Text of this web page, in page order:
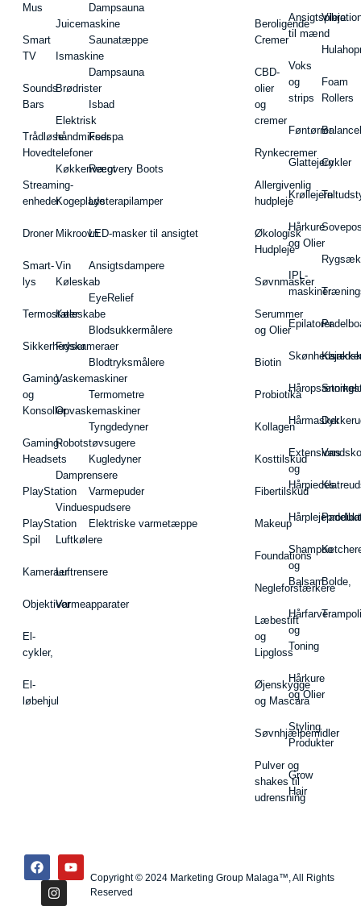
Mus
Smart
TV
Sounds
Bars
Trådløse
Hovedtelefoner
Streaming-
enheder
Droner
Smart-
lys
Termostater
Sikkerhedskameraer
Gaming
og
Konsoller
Gaming-
Headsets
PlayStation
PlayStation
Spil
Kameraer
Objektiver
El-
cykler,
El-
løbehjul
Juicemaskine
Ismaskine
Brødrister
Elektrisk
håndmikser
Køkkenvægt
Kogeplade
Mikroovn
Vin
Køleskab
Køleskabe
Fryser
Vaskemaskiner
Opvaskemaskiner
Robotstøvsugere
Damprensere
Vinduespudsere
Luftkølere
Luftrensere
Varmeapparater
Dampsauna
Saunatæppe
Dampsauna
Isbad
Fodspa
Recovery Boots
Lysterapilamper
LED-masker til ansigtet
Ansigtsdampere
EyeRelief
Blodsukkermålere
Blodtryksmålere
Termometre
Tyngdedyner
Kugledyner
Varmepuder
Elektriske varmetæppe
Beroligende
Cremer
CBD-
olier
og
cremer
Rynkecremer
Allergivenlig
hudpleje
Økologisk
Hudpleje
Søvnmasker
Serummer
og Olier
Biotin
Probiotika
Kollagen
Kosttilskud
Fibertilskud
Makeup
Foundations
Negleforstærkere
Læbestift
og
Lipgloss
Øjenskygge
og Mascara
Søvnhjælpemidler
Pulver og
shakes til
udrensning
Ansigtspleje
til mænd
Voks
og
strips
Føntørrer
Glattejern
Krøllejern
Hårkure
og Olier
IPL-
maskiner
Epilatorer
Hårmasker
Extensions
og
Hårpieces
Shampoo
og
Balsam
Hårfarve
og
Toning
Hårkure
og Olier
Styling
Produkter
Grow
Hair
Foam
Rollers
Cykler
Vandsko
Bolde,
Copyright © 2024 Marketing Group Malaga™, All Rights
Reserved